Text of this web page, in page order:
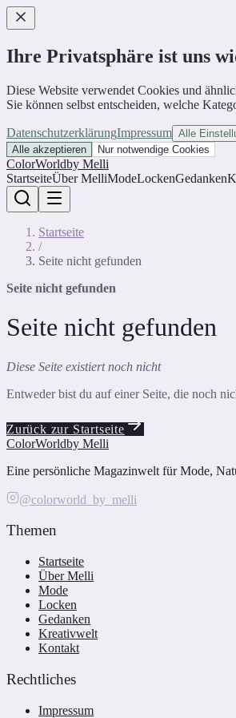
Ihre Privatsphäre ist uns
Diese Website verwendet Cookies und
Sie können selbst entscheiden, welche
DatenschutzerklärungImpressum Alle
Alle akzeptieren
Nur notwendige Cookies
ColorWorldby Melli
StartseiteÜber MelliModeLockenGedanken
Startseite
/
Seite nicht gefunden
Seite nicht gefunden
Seite nicht gefunden
Diese Seite existiert noch nicht
Entweder bist du auf einer Seite, die noch
Zurück zur Startseite
ColorWorldby Melli
Eine persönliche Magazinwelt für Mode,
@colorworld_by_melli
Themen
Startseite
Über Melli
Mode
Locken
Gedanken
Kreativwelt
Kontakt
Rechtliches
Impressum